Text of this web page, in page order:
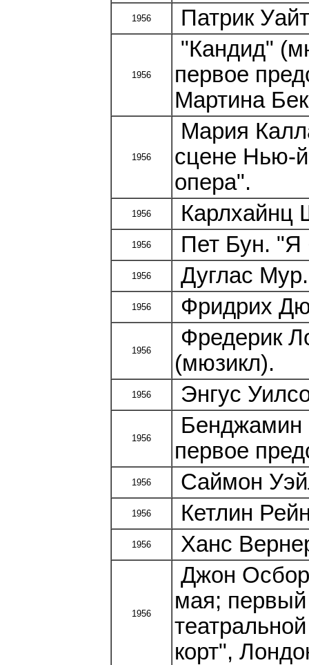
1956 Патрик
1956
"Кандид"
первое
Мартина
1956
Мария
сцене Нью-
опера".
1956 Карлхайнц
1956 Пет Бун. "Я
1956 Дуглас
1956 Фридрих
1956
Фредерик
(мюзикл).
1956 Энгус
1956
Бенджамин
первое
1956 Саймон
1956 Кетлин
1956 Ханс
1956
Джон
мая; первый
корт",